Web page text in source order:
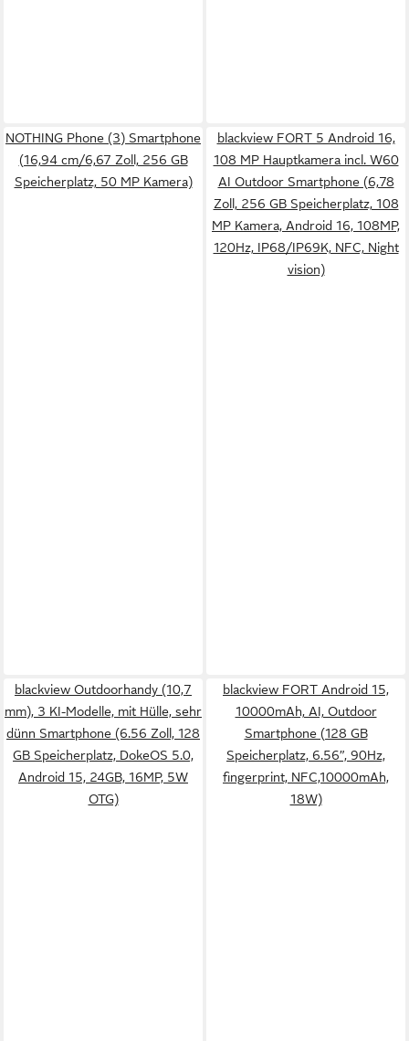
NOTHING Phone (3) Smartphone
(16,94 cm/6,67 Zoll, 256 GB
Speicherplatz, 50 MP Kamera)
blackview FORT 5 Android 16,
108 MP Hauptkamera incl. W60
AI Outdoor Smartphone (6,78
Zoll, 256 GB Speicherplatz, 108
MP Kamera, Android 16, 108MP,
120Hz, IP68/IP69K, NFC, Night
vision)
blackview Outdoorhandy (10,7
mm), 3 KI-Modelle, mit Hülle, sehr
dünn Smartphone (6.56 Zoll, 128
GB Speicherplatz, DokeOS 5.0,
Android 15, 24GB, 16MP, 5W
OTG)
blackview FORT Android 15,
10000mAh, AI, Outdoor
Smartphone (128 GB
Speicherplatz, 6.56”, 90Hz,
fingerprint, NFC,10000mAh,
18W)